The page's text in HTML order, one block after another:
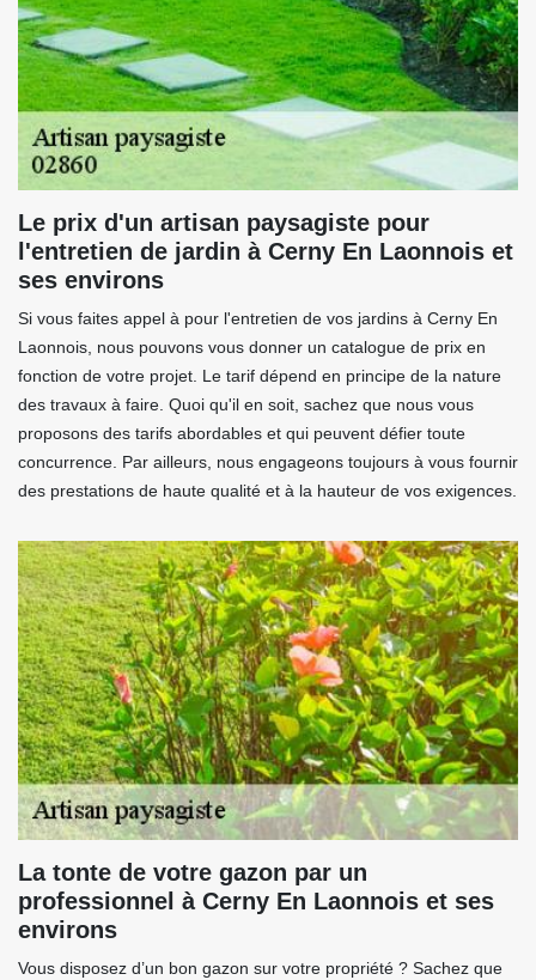
Le prix d'un artisan paysagiste pour
l'entretien de jardin à Cerny En Laonnois et
ses environs
Si vous faites appel à pour l'entretien de vos jardins à Cerny En
Laonnois, nous pouvons vous donner un catalogue de prix en
fonction de votre projet. Le tarif dépend en principe de la nature
des travaux à faire. Quoi qu'il en soit, sachez que nous vous
proposons des tarifs abordables et qui peuvent défier toute
concurrence. Par ailleurs, nous engageons toujours à vous fournir
des prestations de haute qualité et à la hauteur de vos exigences.
La tonte de votre gazon par un
professionnel à Cerny En Laonnois et ses
environs
Vous disposez d’un bon gazon sur votre propriété ? Sachez que